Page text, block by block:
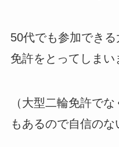
50代でも参加でき
免許をとってしまい
（大型二輪免許で
もあるので自信のな